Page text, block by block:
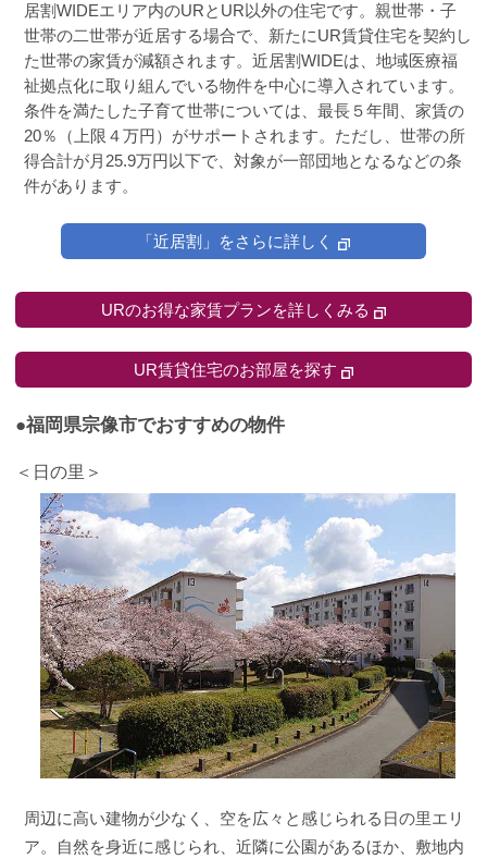
居割WIDEエリア内のURとUR以外の住宅です。親世帯・子
世帯の二世帯が近居する場合で、新たにUR賃貸住宅を契約し
た世帯の家賃が減額されます。近居割WIDEは、地域医療福
祉拠点化に取り組んでいる物件を中心に導入されています。
条件を満たした子育て世帯については、最長５年間、家賃の
20％（上限４万円）がサポートされます。ただし、世帯の所
得合計が月25.9万円以下で、対象が一部団地となるなどの条
件があります。
「近居割」をさらに詳しく
URのお得な家賃プランを詳しくみる
UR賃貸住宅のお部屋を探す
●福岡県宗像市でおすすめの物件
＜日の里＞
周辺に高い建物が少なく、空を広々と感じられる日の里エリ
ア。自然を身近に感じられ、近隣に公園があるほか、敷地内